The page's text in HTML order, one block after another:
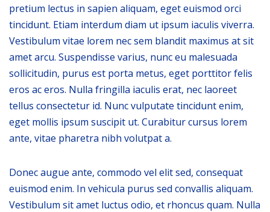
pretium lectus in sapien aliquam, eget euismod orci
tincidunt. Etiam interdum diam ut ipsum iaculis viverra.
Vestibulum vitae lorem nec sem blandit maximus at sit
amet arcu. Suspendisse varius, nunc eu malesuada
sollicitudin, purus est porta metus, eget porttitor felis
eros ac eros. Nulla fringilla iaculis erat, nec laoreet
tellus consectetur id. Nunc vulputate tincidunt enim,
eget mollis ipsum suscipit ut. Curabitur cursus lorem
ante, vitae pharetra nibh volutpat a.
Donec augue ante, commodo vel elit sed, consequat
euismod enim. In vehicula purus sed convallis aliquam.
Vestibulum sit amet luctus odio, et rhoncus quam. Nulla